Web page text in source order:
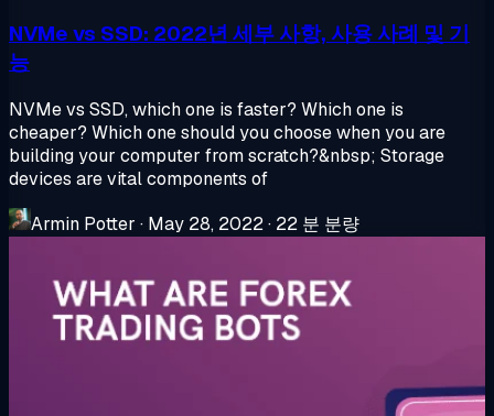
NVMe vs SSD: 2022년 세부 사항, 사용 사례 및 기
능
NVMe vs SSD, which one is faster? Which one is
cheaper? Which one should you choose when you are
building your computer from scratch?&nbsp; Storage
devices are vital components of
Armin Potter · May 28, 2022· 22 분 분량